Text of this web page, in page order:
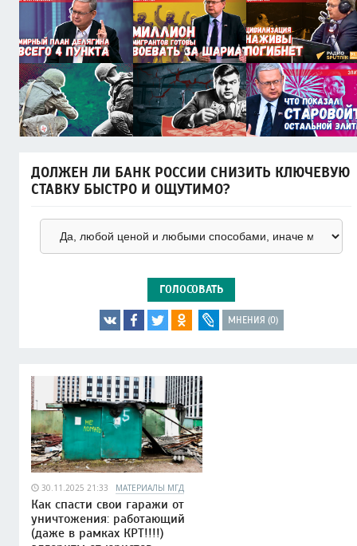
ДОЛЖЕН ЛИ БАНК РОССИИ СНИЗИТЬ КЛЮЧЕВУЮ
СТАВКУ БЫСТРО И ОЩУТИМО?
ГОЛОСОВАТЬ
МНЕНИЯ (0)
30.11.2025 21:33 МАТЕРИАЛЫ МГД
Как спасти свои гаражи от
уничтожения: работающий
(даже в рамках КРТ!!!!)